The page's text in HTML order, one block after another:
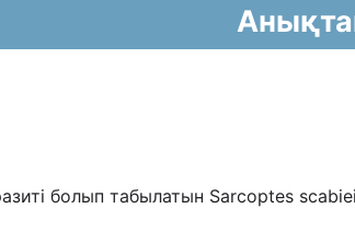
болып табылатын Sarcoptes scabiei